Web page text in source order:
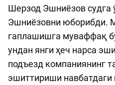
Шерзод Эшниёзов судга
Эшниёзовни юборибди.
гаплашишга муваффақ
ундан янги ҳеч нарса
подъезд компаниянинг
эшиттириши